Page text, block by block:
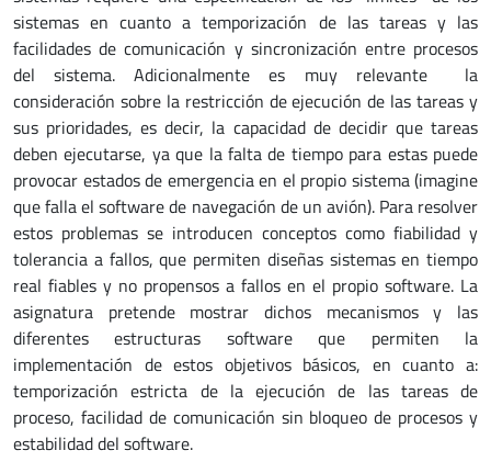
sistemas en cuanto a temporización de las tareas y las
facilidades de comunicación y sincronización entre procesos
del sistema. Adicionalmente es muy relevante la
consideración sobre la restricción de ejecución de las tareas y
sus prioridades, es decir, la capacidad de decidir que tareas
deben ejecutarse, ya que la falta de tiempo para estas puede
provocar estados de emergencia en el propio sistema (imagine
que falla el software de navegación de un avión). Para resolver
estos problemas se introducen conceptos como fiabilidad y
tolerancia a fallos, que permiten diseñas sistemas en tiempo
real fiables y no propensos a fallos en el propio software. La
asignatura pretende mostrar dichos mecanismos y las
diferentes estructuras software que permiten la
implementación de estos objetivos básicos, en cuanto a:
temporización estricta de la ejecución de las tareas de
proceso, facilidad de comunicación sin bloqueo de procesos y
estabilidad del software.